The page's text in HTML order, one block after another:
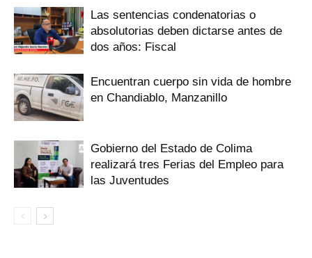
Las sentencias condenatorias o
absolutorias deben dictarse antes de
dos años: Fiscal
Encuentran cuerpo sin vida de hombre
en Chandiablo, Manzanillo
Gobierno del Estado de Colima
realizará tres Ferias del Empleo para
las Juventudes